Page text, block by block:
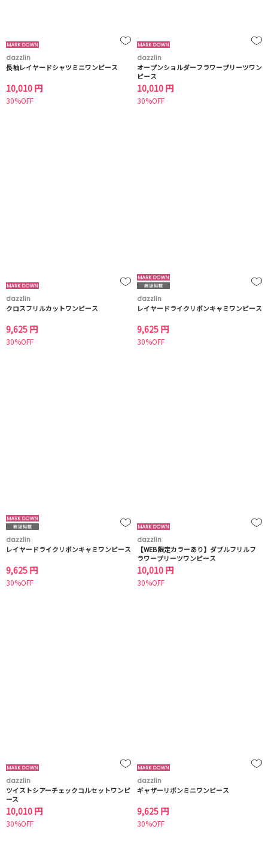
dazzlin
長袖レイヤードシャツミニワンピース
10,010 円
30%OFF
dazzlin
オープンショルダーフラワープリーツワン
ピース
10,010 円
30%OFF
dazzlin
クロスフリルカットワンピース
9,625 円
30%OFF
dazzlin
レイヤードライクリボンキャミワンピース
9,625 円
30%OFF
dazzlin
レイヤードライクリボンキャミワンピース
9,625 円
30%OFF
dazzlin
【WEB限定カラーあり】ダブルフリルフ
ラワープリーツワンピース
10,010 円
30%OFF
dazzlin
ツイストシアーチェックコルセットワンピ
ース
10,010 円
30%OFF
dazzlin
ギャザーリボンミニワンピース
9,625 円
30%OFF